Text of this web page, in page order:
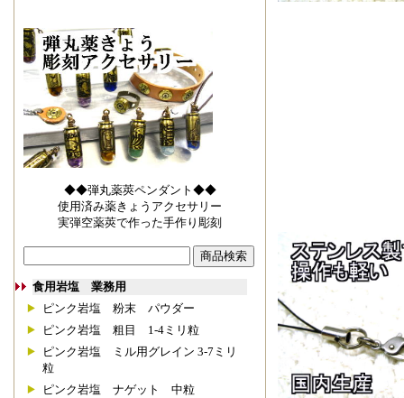
◆◆弾丸薬莢ペンダント◆◆
使用済み薬きょうアクセサリー
実弾空薬莢で作った手作り彫刻
食用岩塩 業務用
ピンク岩塩 粉末 パウダー
ピンク岩塩 粗目 1-4ミリ粒
ピンク岩塩 ミル用グレイン 3-7ミリ
粒
ピンク岩塩 ナゲット 中粒